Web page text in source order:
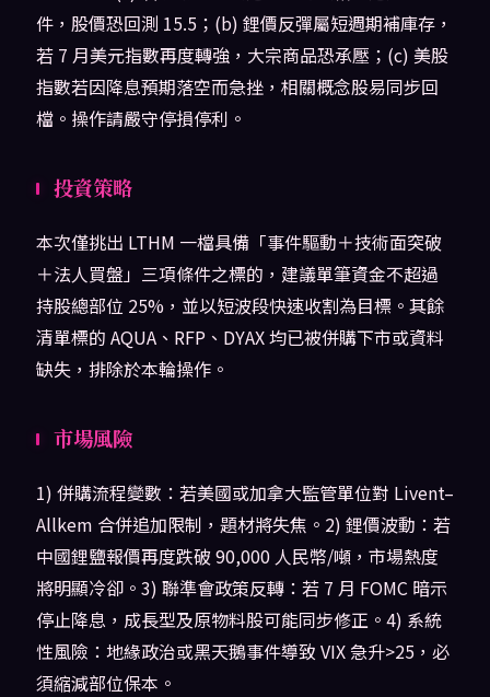
件，股價恐回測 15.5；(b) 鋰價反彈屬短週期補庫存，
若 7 月美元指數再度轉強，大宗商品恐承壓；(c) 美股
指數若因降息預期落空而急挫，相關概念股易同步回
檔。操作請嚴守停損停利。
投資策略
本次僅挑出 LTHM 一檔具備「事件驅動＋技術面突破
＋法人買盤」三項條件之標的，建議單筆資金不超過
持股總部位 25%，並以短波段快速收割為目標。其餘
清單標的 AQUA、RFP、DYAX 均已被併購下市或資料
缺失，排除於本輪操作。
市場風險
1) 併購流程變數：若美國或加拿大監管單位對 Livent–
Allkem 合併追加限制，題材將失焦。2) 鋰價波動：若
中國鋰鹽報價再度跌破 90,000 人民幣/噸，市場熱度
將明顯冷卻。3) 聯準會政策反轉：若 7 月 FOMC 暗示
停止降息，成長型及原物料股可能同步修正。4) 系統
性風險：地緣政治或黑天鵝事件導致 VIX 急升>25，必
須縮減部位保本。